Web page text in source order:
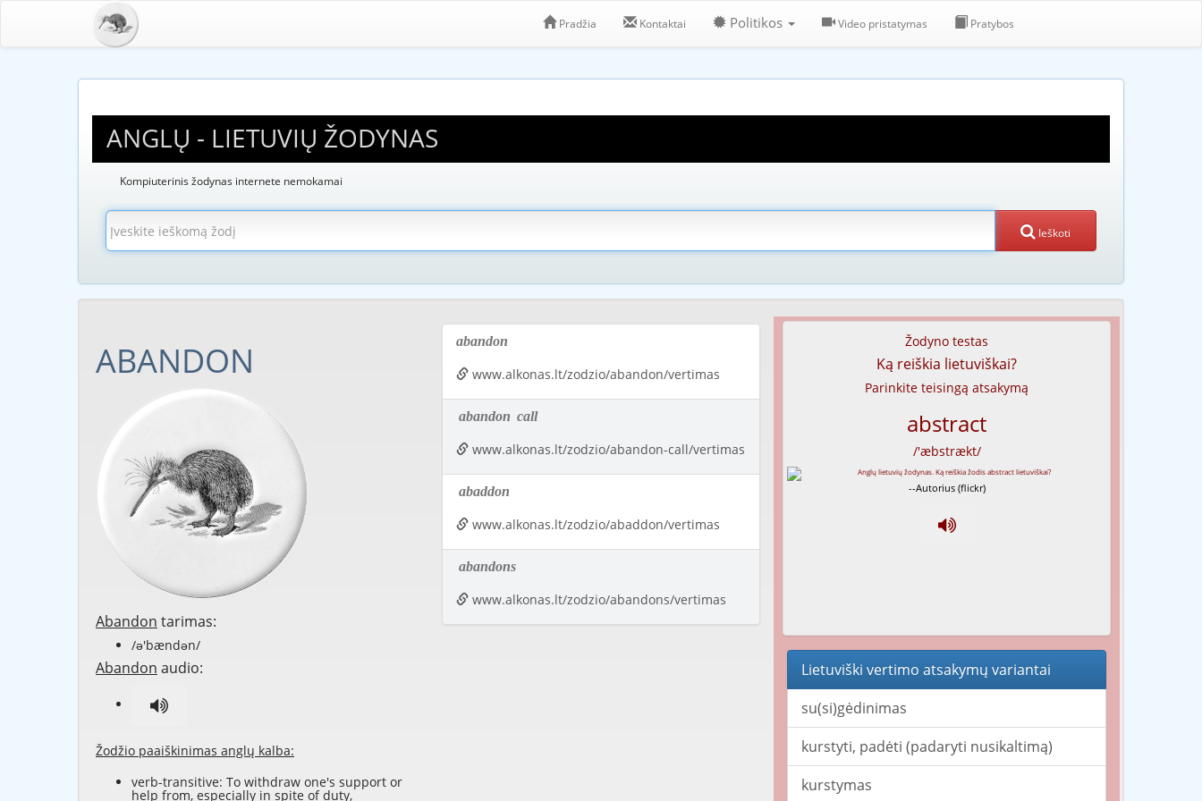
Pradžia Kontaktai Politikos Video pristatymas Pratybos
ANGLŲ - LIETUVIŲ ŽODYNAS
Kompiuterinis žodynas internete nemokamai
Ieškoti
ABANDON
Abandon tarimas:
/ə'bændən/
Abandon audio:
Žodžio paaiškinimas anglų kalba:
verb-transitive: To withdraw one's support or
help from, especially in spite of duty,
abandon
www.alkonas.lt/zodzio/abandon/vertimas
abandon call
www.alkonas.lt/zodzio/abandon-call/vertimas
abaddon
www.alkonas.lt/zodzio/abaddon/vertimas
abandons
www.alkonas.lt/zodzio/abandons/vertimas
Žodyno testas
Ką reiškia lietuviškai?
Parinkite teisingą atsakymą
abstract
/'æbstrækt/
--Autorius (flickr)
Lietuviški vertimo atsakymų variantai
su(si)gėdinimas
kurstyti, padėti (padaryti nusikaltimą)
kurstymas